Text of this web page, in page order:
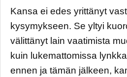
Kansa ei edes yrittänyt
kysymykseen. Se yltyi
välittänyt lain vaatimista
kuin lukemattomissa
ennen ja tämän jälkeen,